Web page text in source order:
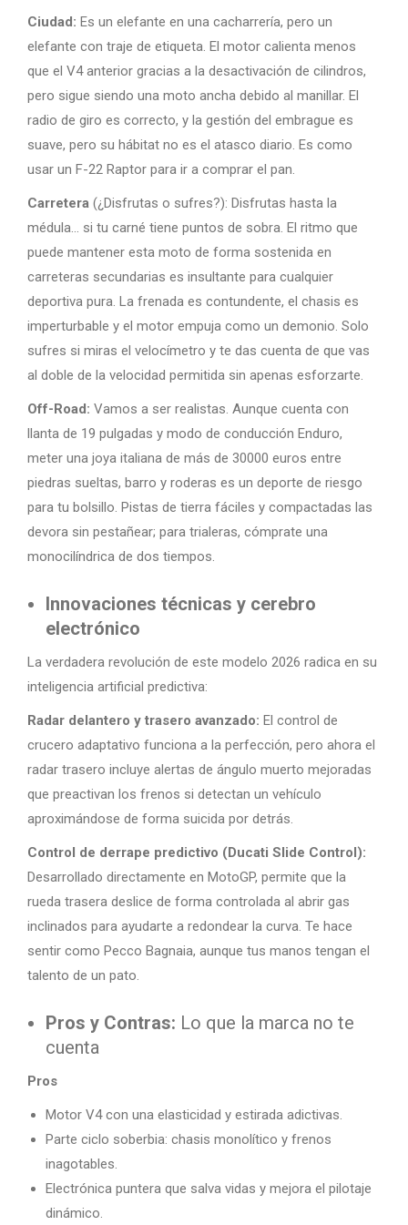
Ciudad: Es un elefante en una cacharrería, pero un
elefante con traje de etiqueta. El motor calienta menos
que el V4 anterior gracias a la desactivación de cilindros,
pero sigue siendo una moto ancha debido al manillar. El
radio de giro es correcto, y la gestión del embrague es
suave, pero su hábitat no es el atasco diario. Es como
usar un F-22 Raptor para ir a comprar el pan.
Carretera (¿Disfrutas o sufres?): Disfrutas hasta la
médula… si tu carné tiene puntos de sobra. El ritmo que
puede mantener esta moto de forma sostenida en
carreteras secundarias es insultante para cualquier
deportiva pura. La frenada es contundente, el chasis es
imperturbable y el motor empuja como un demonio. Solo
sufres si miras el velocímetro y te das cuenta de que vas
al doble de la velocidad permitida sin apenas esforzarte.
Off-Road: Vamos a ser realistas. Aunque cuenta con
llanta de 19 pulgadas y modo de conducción Enduro,
meter una joya italiana de más de 30000 euros entre
piedras sueltas, barro y roderas es un deporte de riesgo
para tu bolsillo. Pistas de tierra fáciles y compactadas las
devora sin pestañear; para trialeras, cómprate una
monocilíndrica de dos tiempos.
Innovaciones técnicas y cerebro
electrónico
La verdadera revolución de este modelo 2026 radica en su
inteligencia artificial predictiva:
Radar delantero y trasero avanzado: El control de
crucero adaptativo funciona a la perfección, pero ahora el
radar trasero incluye alertas de ángulo muerto mejoradas
que preactivan los frenos si detectan un vehículo
aproximándose de forma suicida por detrás.
Control de derrape predictivo (Ducati Slide Control):
Desarrollado directamente en MotoGP, permite que la
rueda trasera deslice de forma controlada al abrir gas
inclinados para ayudarte a redondear la curva. Te hace
sentir como Pecco Bagnaia, aunque tus manos tengan el
talento de un pato.
Pros y Contras: Lo que la marca no te
cuenta
Pros
Motor V4 con una elasticidad y estirada adictivas.
Parte ciclo soberbia: chasis monolítico y frenos
inagotables.
Electrónica puntera que salva vidas y mejora el pilotaje
dinámico.